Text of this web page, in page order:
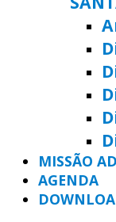
MISSÃO
AGENDA